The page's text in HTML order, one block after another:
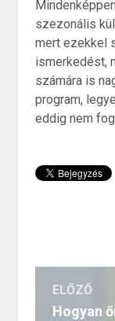
szezonális
mert ezekkel
ismerkedést,
számára is
program,
eddig nem
ELŐZŐ